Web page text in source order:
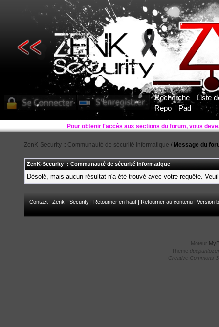
Recherche
Liste
Repo
Pad
ZenK-Security :: Communauté de sécurité informatique / Message du
ZenK-Security :: Communauté de sécurité informatique
Désolé, mais aucun résultat n'a été trouvé avec votre requête.
Contact | Zenk - Security | Retourner en haut | Retourner au contenu | Version
Moteur
Theme
Creative Commons